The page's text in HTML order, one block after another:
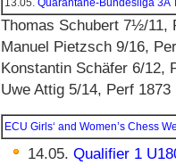
13.05. Quarantäne-Bundesliga 3A
Thomas Schubert 7½/11,
Manuel Pietzsch 9/16,
Konstantin Schäfer 6/12,
Uwe Attig 5/14, Perf 1873
ECU Girls‘ and Women’s Chess
14.05. Qualifier 1